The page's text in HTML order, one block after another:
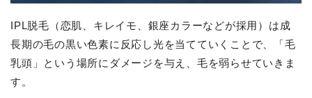
IPL脱毛（恋肌、キレイモ、銀座カラーなどが採用）は成
長期の毛の黒い色素に反応し光を当てていくことで、「毛
乳頭」という場所にダメージを与え、毛を弱らせていきま
す。